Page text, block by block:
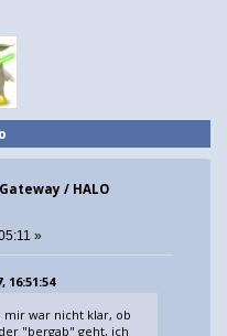
/ HALO
»
mir war nicht klar, ob
"bergab" geht, ich